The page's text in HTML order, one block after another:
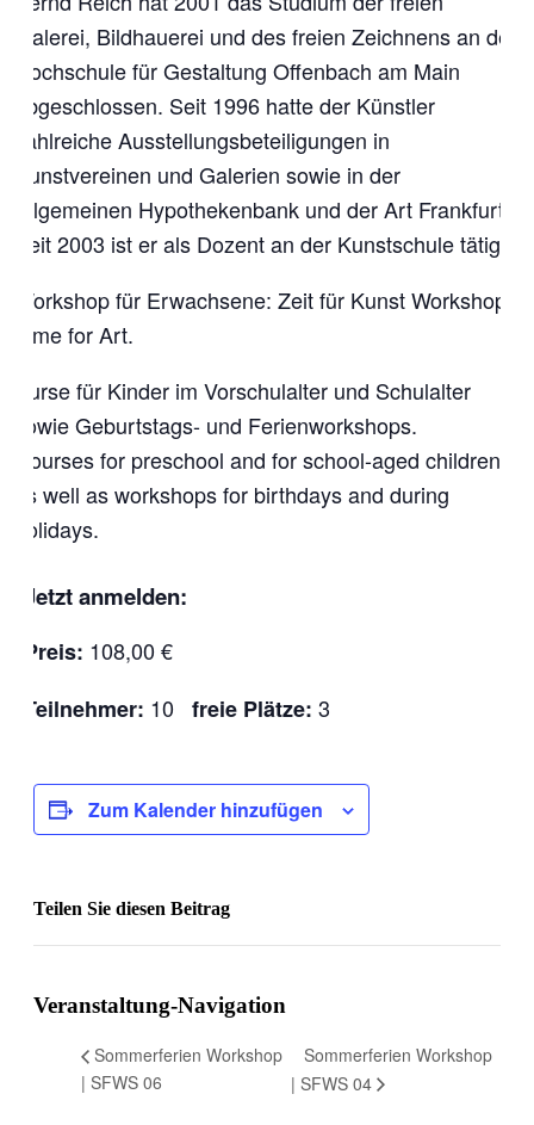
Malerei, Bildhauerei und des freien Zeichnens an der
Hochschule für Gestaltung Offenbach am Main
abgeschlossen. Seit 1996 hatte der Künstler
zahlreiche Ausstellungsbeteiligungen in
Kunstvereinen und Galerien sowie in der
Allgemeinen Hypothekenbank und der Art Frankfurt.
Seit 2003 ist er als Dozent an der Kunstschule tätig.
Workshop für Erwachsene: Zeit für Kunst Workshop.
Time for Art.
Kurse für Kinder im Vorschulalter und Schulalter
sowie Geburtstags- und Ferienworkshops.
Courses for preschool and for school-aged children
as well as workshops for birthdays and during
holidays.
Jetzt anmelden:
Preis: 108,00 €
Teilnehmer: 10freie Plätze: 3
Zum Kalender hinzufügen
Teilen Sie diesen Beitrag
Veranstaltung-Navigation
Sommerferien Workshop
| SFWS 06
Sommerferien Workshop
| SFWS 04